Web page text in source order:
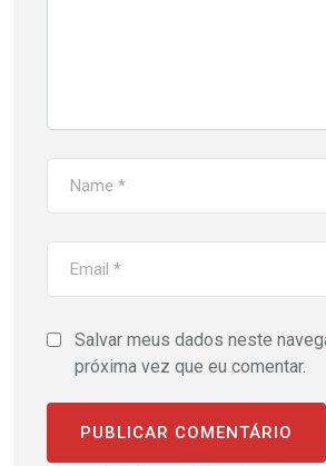
Salvar meus dados neste
próxima vez que eu comentar.